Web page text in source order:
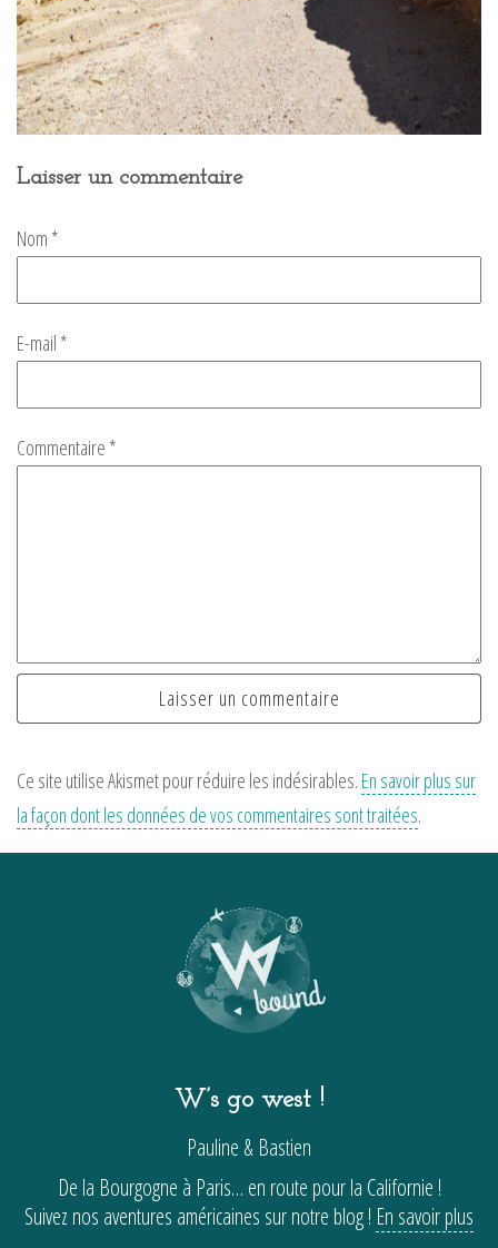
Laisser un commentaire
Commentaire *
Nom *
E-mail *
Ce site utilise Akismet pour réduire les indésirables. En savoir plus sur
la façon dont les données de vos commentaires sont traitées.
W’s go west !
Pauline & Bastien
De la Bourgogne à Paris… en route pour la Californie !
Suivez nos aventures américaines sur notre blog ! En savoir plus